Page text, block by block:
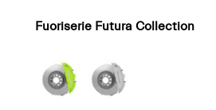
Fuoriserie Futura Collection